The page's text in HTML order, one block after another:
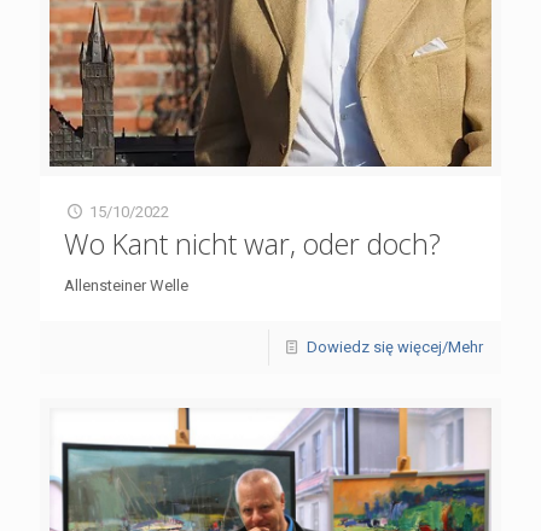
15/10/2022
Wo Kant nicht war, oder doch?
Allensteiner Welle
Dowiedz się więcej/Mehr